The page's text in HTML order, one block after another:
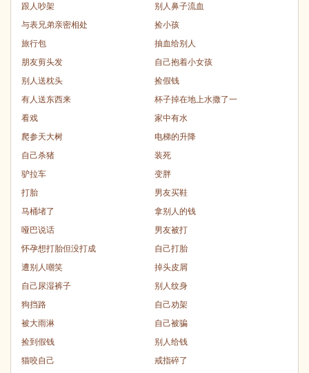
跟人吵架
别人鼻子流血
与表兄弟亲密相处
捡小孩
旅行包
抽血给别人
朋友剪头发
自己抱着小女孩
别人送枕头
捡假钱
有人送东西来
杯子掉在地上水撒了一
看戏
家中有水
爬参天大树
电梯的升降
自己杀猪
装死
驴拉车
变胖
打胎
男友买鞋
马桶堵了
拿别人的钱
哑巴说话
男友被打
怀孕想打胎但没打成
自己打胎
遭别人嘲笑
掉头皮屑
自己尿湿裤子
别人纹身
狗挡路
自己劝架
被大雨淋
自己被骗
捡到假钱
别人给钱
猫咬自己
戒指碎了